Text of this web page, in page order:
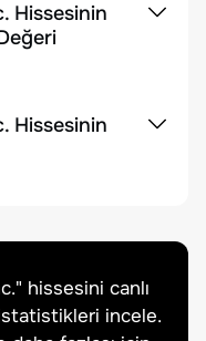
Hissesinin
Hissesinin
" hissesini canlı
incele.